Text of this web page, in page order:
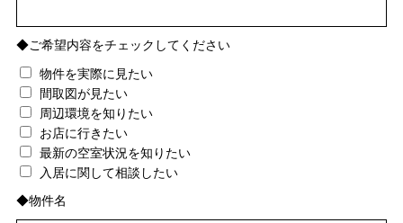
◆ご希望内容をチェックしてください
物件を実際に見たい
間取図が見たい
周辺環境を知りたい
お店に行きたい
最新の空室状況を知りたい
入居に関して相談したい
◆物件名